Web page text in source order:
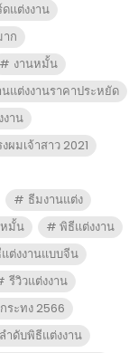
ดแต่งงาน
ก
งานหมั้น
นแต่งงานราคาประหยัด
าน
ผมเจ้าสาว 2021
ธีมงานแต่ง
มั้น
พิธีแต่งงาน
ต่งงานแบบจีน
รีวิวแต่งงาน
ระทง 2566
ลำดับพิธีแต่งงาน